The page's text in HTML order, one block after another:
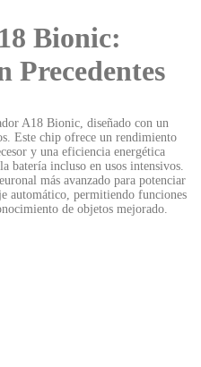
Bionic:
Precedentes
A18 Bionic, diseñado con un
Este chip ofrece un rendimiento
y una eficiencia energética
batería incluso en usos intensivos.
más avanzado para potenciar
automático, permitiendo funciones
de objetos mejorado.